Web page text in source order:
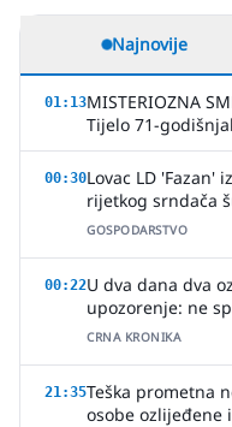
Najnovije
01:13MISTERIOZNA
Tijelo 71-
uhitila jednu
00:30Lovac LD 'Fazan'
rijetkog srndača
GOSPODARSTVO
00:22U dva dana dva
upozorenje: ne
ljetnim danima
CRNA KRONIKA
21:35Teška prometna
osobe ozlijeđene